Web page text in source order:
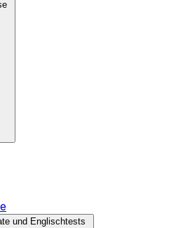
und Englischtests